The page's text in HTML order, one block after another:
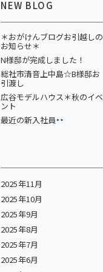
NEW BLOG
＊おがけんブログお引越しの
お知らせ＊
N様邸が完成しました！
総社市清音上中島☆B様邸お
引渡し
広谷モデルハウス＊秋のイベ
ント
最近の新入社員
2025年11月
2025年10月
2025年9月
2025年8月
2025年7月
2025年6月